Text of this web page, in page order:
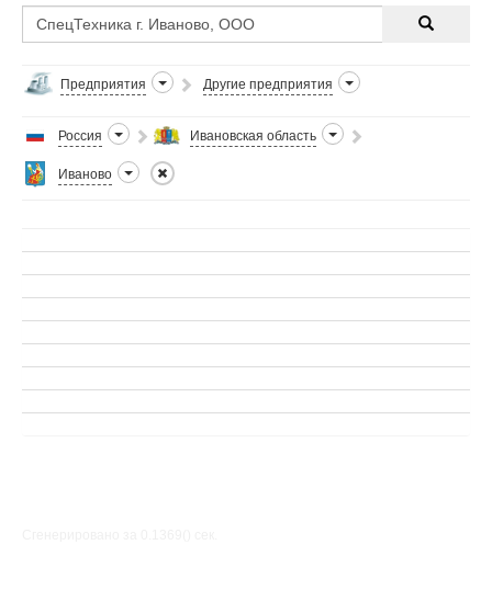
Предприятия Другие предприятия
Россия Ивановская область
Иваново